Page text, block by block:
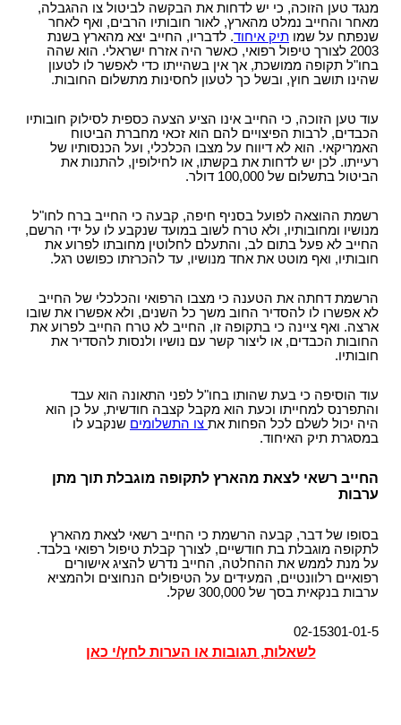
מנגד טען הזוכה, כי יש לדחות את הבקשה לביטול צו ההגבלה,
מאחר והחייב נמלט מהארץ, לאור חובותיו הרבים, ואף לאחר
שנפתח על שמו תיק איחוד. לדבריו, החייב יצא מהארץ בשנת
2003 לצורך טיפול רפואי, כאשר היה אזרח ישראלי. הוא שהה
בחו"ל תקופה ממושכת, אך אין בשהייתו כדי לאפשר לו לטעון
שהינו תושב חוץ, ובשל כך לטעון לחסינות מתשלום החובות.
עוד טען הזוכה, כי החייב אינו הציע הצעה כספית לסילוק חובותיו
הכבדים, לרבות הפיצויים להם הוא זכאי מחברת הביטוח
האמריקאי. הוא לא דיווח על מצבו הכלכלי, ועל הכנסותיו של
רעייתו. לכן יש לדחות את בקשתו, או לחילופין, להתנות את
הביטול בתשלום של 100,000 דולר.
רשמת ההוצאה לפועל בסניף חיפה, קבעה כי החייב ברח לחו"ל
מנושיו ומחובותיו, ולא טרח לשוב במועד שנקבע לו על ידי הרשם,
החייב לא פעל בתום לב, והתעלם לחלוטין מחובתו לפרוע את
חובותיו, ואף מוטט את אחד מנושיו, עד להכרזתו כפושט רגל.
הרשמת דחתה את הטענה כי מצבו הרפואי והכלכלי של החייב
לא אפשרו לו להסדיר החוב משך כל השנים, ולא אפשרו את שובו
ארצה. ואף ציינה כי בתקופה זו, החייב לא טרח החייב לפרוע את
החובות הכבדים, או ליצור קשר עם נושיו ולנסות להסדיר את
חובותיו.
עוד הוסיפה כי בעת שהותו בחו"ל לפני התאונה הוא עבד
והתפרנס למחייתו וכעת הוא מקבל קצבה חודשית, על כן הוא
היה יכול לשלם לכל הפחות את צו התשלומים שנקבע לו
במסגרת תיק האיחוד.
החייב רשאי לצאת מהארץ לתקופה מוגבלת תוך מתן
ערבות
בסופו של דבר, קבעה הרשמת כי החייב רשאי לצאת מהארץ
לתקופה מוגבלת בת חודשיים, לצורך קבלת טיפול רפואי בלבד.
על מנת לממש את ההחלטה, החייב נדרש להציג אישורים
רפואיים רלוונטיים, המעידים על הטיפולים הנחוצים ולהמציא
ערבות בנקאית בסך של 300,000 שקל.
02-15301-01-5
לשאלות, תגובות או הערות לחץ/י כאן